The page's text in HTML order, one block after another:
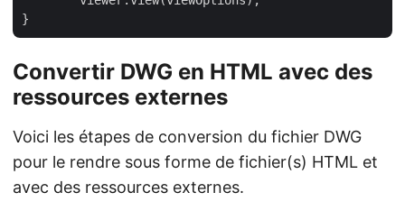
Convertir DWG en HTML avec des
ressources externes
Voici les étapes de conversion du fichier DWG
pour le rendre sous forme de fichier(s) HTML et
avec des ressources externes.